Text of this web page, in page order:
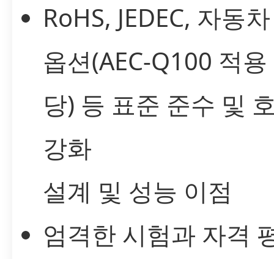
RoHS, JEDEC, 자동
옵션(AEC-Q100 적
당) 등 표준 준수 및
강화
설계 및 성능 이점
엄격한 시험과 자격